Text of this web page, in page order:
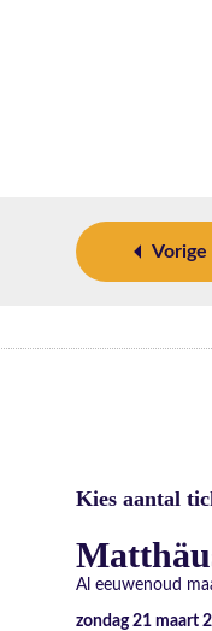
Vorige
Kies aantal
Al eeuwenoud
zondag 21 maart